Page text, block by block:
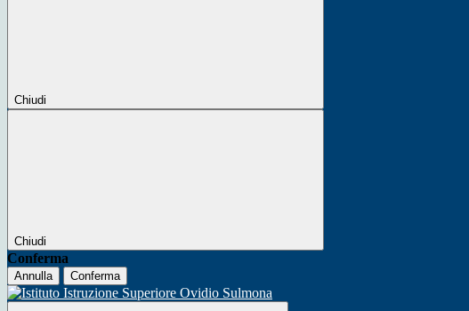
Chiudi
Chiudi
Conferma
Annulla Conferma